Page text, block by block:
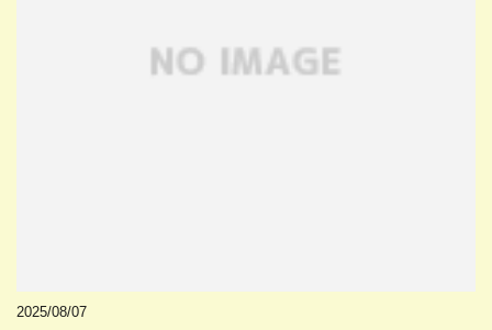
2025/08/07